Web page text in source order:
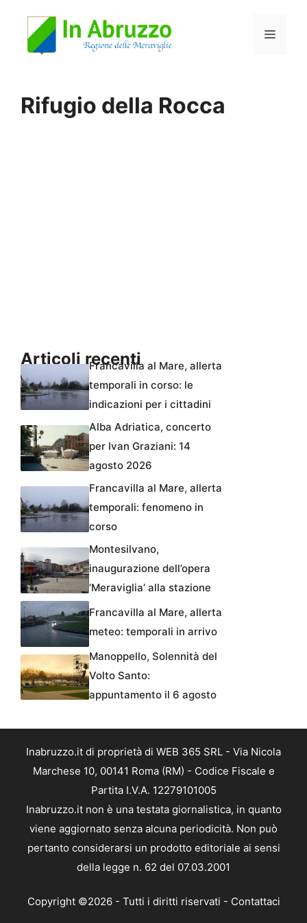
Menu
Rifugio della Rocca
Articoli recentiFrancavilla al Mare, allerta
temporali in corso: le
indicazioni per i cittadini
Alba Adriatica, concerto
per Ivan Graziani: 14
agosto 2026
Francavilla al Mare, allerta
temporali: fenomeno in
corso
Montesilvano,
inaugurazione dell’opera
‘Meraviglia’ alla stazione
Francavilla al Mare, allerta
meteo: temporali in arrivo
Manoppello, Solennità del
Volto Santo:
appuntamento il 6 agosto
Inabruzzo.it di proprietà di WEB 365 SRL - Via Nicola
Marchese 10, 00141 Roma (RM) - Codice Fiscale e
Partita I.V.A. 12279101005
Inabruzzo.it non è una testata giornalistica, in quanto
viene aggiornato senza alcuna periodicità. Non può
pertanto considerarsi un prodotto editoriale ai sensi
della legge n. 62 del 07.03.2001
Copyright ©2026 - Tutti i diritti riservati - Contattaci